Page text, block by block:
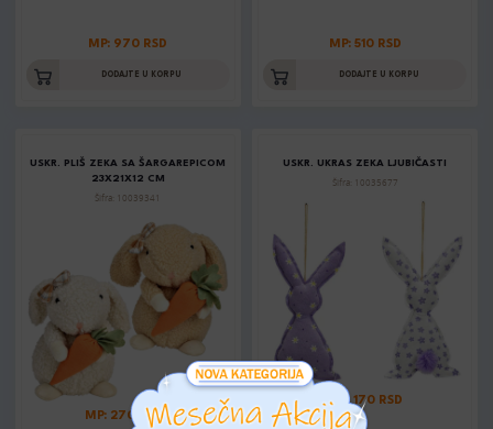
MP: 970 RSD
DODAJTE U KORPU
MP: 510 RSD
DODAJTE U KORPU
USKR. PLIŠ ZEKA SA ŠARGAREPICOM
23X21X12 CM
Šifra: 10039341
MP: 2700 RSD
USKR. UKRAS ZEKA LJUBIČASTI
Šifra: 10035677
MP: 170 RSD